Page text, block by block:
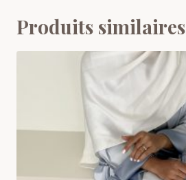
Produits similaires